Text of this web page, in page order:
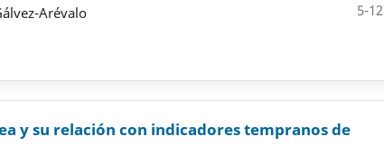
Arévalo 5-12
y su relación con indicadores tempranos de